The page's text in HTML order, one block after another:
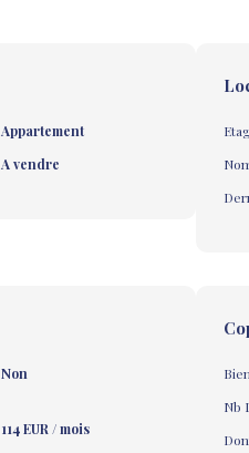
Appartement
A vendre
Non
114 EUR / mois
Nb